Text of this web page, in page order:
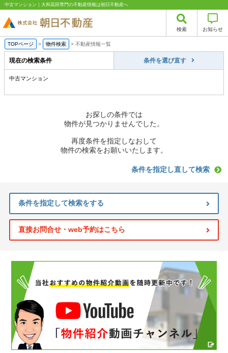
中古マンション｜大和高田専門の不動産情報は朝日不動産へ
検索 お知らせ
TOPページ > 物件検索 > 不動産情報一覧
現在の検索条件 条件を選び直す
中古マンション
お探しの条件では
物件が見つかりませんでした。
再度条件を指定しなおして
物件の検索をお願いいたします。
条件を指定し直して検索
条件を指定して検索をする
直接お問合せ・web予約はこちら